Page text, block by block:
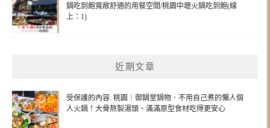
鍋吃到飽寬敞舒適的用餐空間/桃園中壢火鍋吃到飽(線
上：1)
近期文章
受保護的內容: 桃園｜御鍋堂鍋物．不用自己煮的懶人個
人火鍋！大骨熬製湯頭、滿滿原型食材吃得更安心